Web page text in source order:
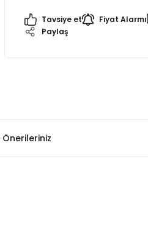
Tavsiye et Fiyat Alarmı
Paylaş
Önerileriniz